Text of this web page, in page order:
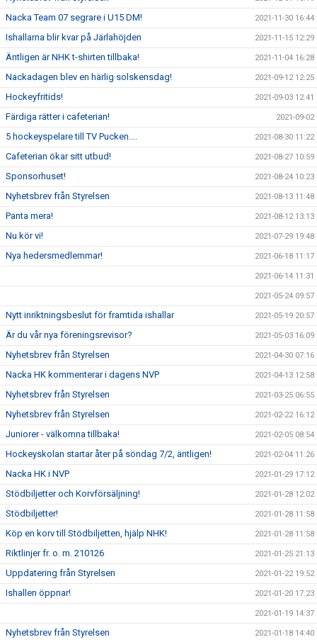
Nacka Team 07 segrare i U15 DM! 2021-11-30 16:44
Ishallarna blir kvar på Järlahöjden 2021-11-15 12:29
Äntligen är NHK t-shirten tillbaka! 2021-11-04 16:28
Nackadagen blev en härlig solskensdag! 2021-09-12 12:25
Hockeyfritids! 2021-09-03 12:41
Färdiga rätter i cafeterian! 2021-09-02
5 hockeyspelare till TV Pucken.... 2021-08-30 11:22
Cafeterian ökar sitt utbud! 2021-08-27 10:59
Sponsorhuset! 2021-08-24 10:23
Nyhetsbrev från Styrelsen 2021-08-13 11:48
Panta mera! 2021-08-12 13:13
Nu kör vi! 2021-07-29 19:48
Nya hedersmedlemmar! 2021-06-18 11:17
2021-06-14 11:31
2021-05-24 09:57
Nytt inriktningsbeslut för framtida ishallar 2021-05-19 20:57
Är du vår nya föreningsrevisor? 2021-05-03 16:09
Nyhetsbrev från Styrelsen 2021-04-30 07:16
Nacka HK kommenterar i dagens NVP 2021-04-13 12:58
Nyhetsbrev från Styrelsen 2021-03-25 06:55
Nyhetsbrev från Styrelsen 2021-02-22 16:12
Juniorer - välkomna tillbaka! 2021-02-05 08:54
Hockeyskolan startar åter på söndag 7/2, äntligen! 2021-02-04 11:26
Nacka HK i NVP 2021-01-29 17:12
Stödbiljetter och Korvförsäljning! 2021-01-28 12:02
Stödbiljetter! 2021-01-28 11:58
Köp en korv till Stödbiljetten, hjälp NHK! 2021-01-28 11:58
Riktlinjer fr. o. m. 210126 2021-01-25 21:13
Uppdatering från Styrelsen 2021-01-22 19:52
Ishallen öppnar! 2021-01-20 17:23
2021-01-19 14:37
Nyhetsbrev från Styrelsen 2021-01-18 14:40